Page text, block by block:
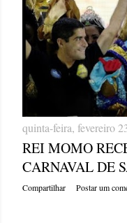
quinta-feira, fevereiro
REI MOMO
CARNAVAL DE
Compartilhar Postar um